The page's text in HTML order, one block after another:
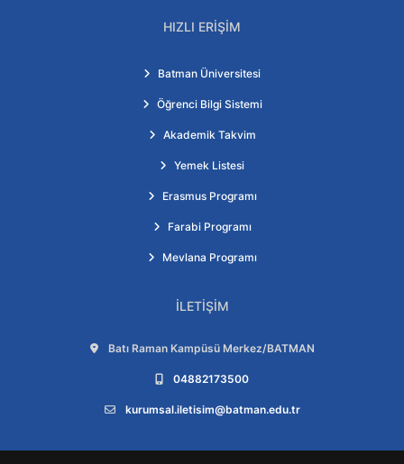
HIZLI ERIŞIM
Batman Üniversitesi
Öğrenci Bilgi Sistemi
Akademik Takvim
Yemek Listesi
Erasmus Programı
Farabi Programı
Mevlana Programı
İLETIŞIM
Adres:
Batı Raman Kampüsü Merkez/BATMAN
Telefon:
04882173500
E-posta:
kurumsal.iletisim@batman.edu.tr